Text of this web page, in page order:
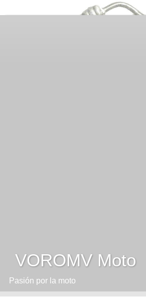
VOROMV Moto
Pasión por la moto